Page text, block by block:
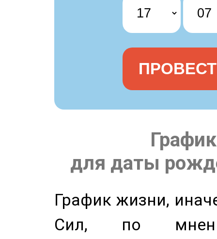
для даты
График жизни,
Сил, по